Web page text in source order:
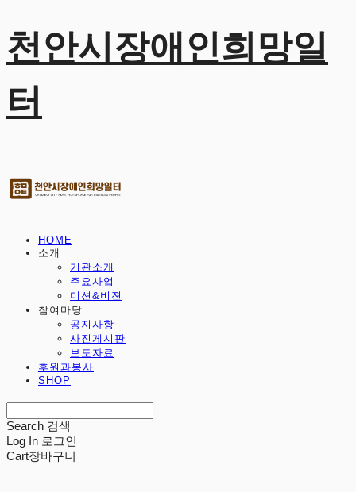
천안시장애인희망일
터
HOME
소개
기관소개
주요사업
미션&비젼
참여마당
공지사항
사진게시판
보도자료
후원과봉사
SHOP
Search 검색
Log In 로그인
Cart장바구니